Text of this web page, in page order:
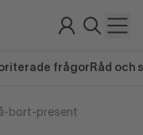
frågor Råd och
bort-present